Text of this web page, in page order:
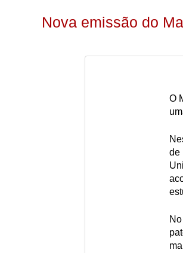
Nova emissão do
O
de